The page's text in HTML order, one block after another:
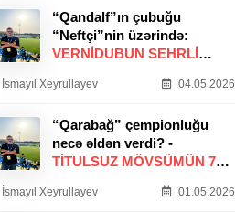
“Qandalf”ın çubuğu
“Neftçi”nin üzərində:
VERNİDUBUN SEHRLİ
İsmayıl Xeyrullayev 04.05.2026
“Qarabağ” çempionluğu
necə əldən verdi? -
TITULSUZ MÖVSÜMÜN 7
İsmayıl Xeyrullayev 01.05.2026